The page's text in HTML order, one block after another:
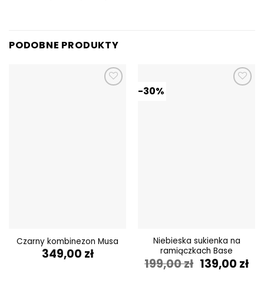
PODOBNE PRODUKTY
Czarny kombinezon Musa
349,00 zł
-30%
Niebieska sukienka na
ramiączkach Base
199,00zł Pierwotna
cena
139,00 zł